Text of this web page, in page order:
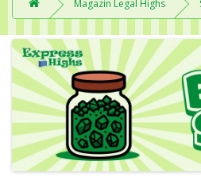
Magazin Legal Highs